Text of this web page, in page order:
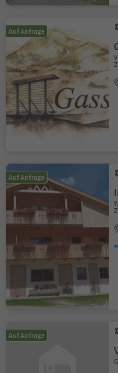
Auf Anfrage
Auf Anfrage
Auf Anfrage